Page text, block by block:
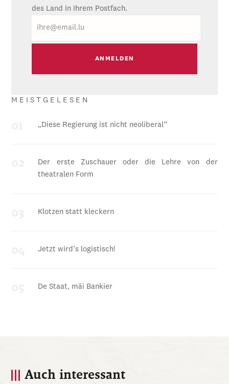
des Land in Ihrem Postfach.
Mail
MEISTGELESEN
„Diese Regierung ist nicht neoliberal“
Der erste Zuschauer oder die Lehre von der
theatralen Form
Klotzen statt kleckern
Jetzt wird’s logistisch!
De Staat, mäi Bankier
Auch interessant